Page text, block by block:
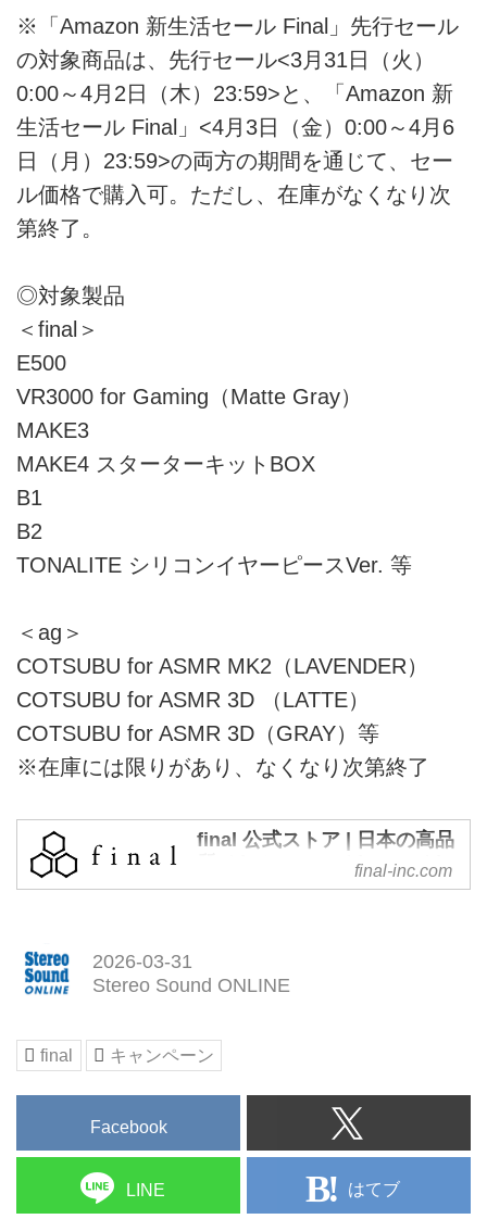
※「Amazon 新生活セール Final」先行セール
の対象商品は、先行セール<3月31日（火）
0:00～4月2日（木）23:59>と、「Amazon 新
生活セール Final」<4月3日（金）0:00～4月6
日（月）23:59>の両方の期間を通じて、セー
ル価格で購入可。ただし、在庫がなくなり次
第終了。
◎対象製品
＜final＞
E500
VR3000 for Gaming（Matte Gray）
MAKE3
MAKE4 スターターキットBOX
B1
B2
TONALITE シリコンイヤーピースVer. 等
＜ag＞
COTSUBU for ASMR MK2（LAVENDER）
COTSUBU for ASMR 3D （LATTE）
COTSUBU for ASMR 3D（GRAY）等
※在庫には限りがあり、なくなり次第終了
final 公式ストア | 日本の高品
質イヤホン・ワイヤレスイヤ
ホン・ヘッドホンならfinal
ランドfinal（ファイナル）の公式
り抜いたイヤホン・ワイヤレスイ
ヤホン・ヘッドホンなどの製品を
直販ならではのサービスでご購入
final-inc.com
2026-03-31
Stereo Sound ONLINE
final キャンペーン
Facebook
LINE はてブ